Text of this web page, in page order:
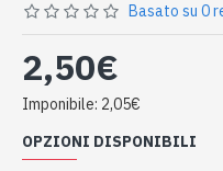
Basato su 0
2,50€
Imponibile: 2,05€
OPZIONI DISPONIBILI